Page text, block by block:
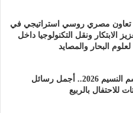
تعاون مصري روسي استراتيجي في
الابتكار ونقل التكنولوجيا داخل
البحار والمصايد
عبارات تهنئة شم النسيم 2026.. أجمل رسائل
للاحتفال بالربيع